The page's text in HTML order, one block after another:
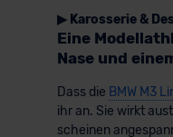
▶ Karosserie &
Eine
Nase und
Dass die BMW M3
ihr an. Sie wirkt
scheinen